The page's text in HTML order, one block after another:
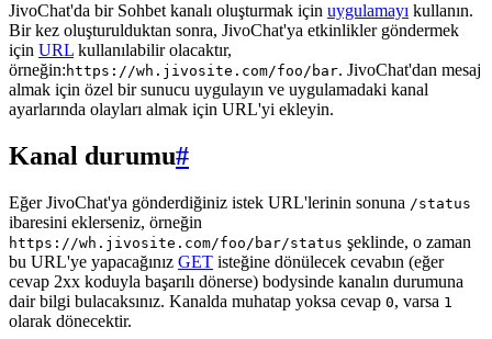
JivoChat'da bir Sohbet kanalı oluşturmak için uygulamayı kullanın.
Bir kez oluşturulduktan sonra, JivoChat'ya etkinlikler göndermek
için URL kullanılabilir olacaktır,
örneğin: https://wh.jivosite.com/foo/bar. JivoChat'dan mesaj
almak için özel bir sunucu uygulayın ve uygulamadaki kanal
ayarlarında olayları almak için URL'yi ekleyin.
Kanal durumu#
Eğer JivoChat'ya gönderdiğiniz istek URL'lerinin sonuna /status
ibaresini eklerseniz, örneğin
https://wh.jivosite.com/foo/bar/status şeklinde, o zaman
bu URL'ye yapacağınız GET isteğine dönülecek cevabın (eğer
cevap 2xx koduyla başarılı dönerse) bodysinde kanalın durumuna
dair bilgi bulacaksınız. Kanalda muhatap yoksa cevap 0, varsa 1
olarak dönecektir.